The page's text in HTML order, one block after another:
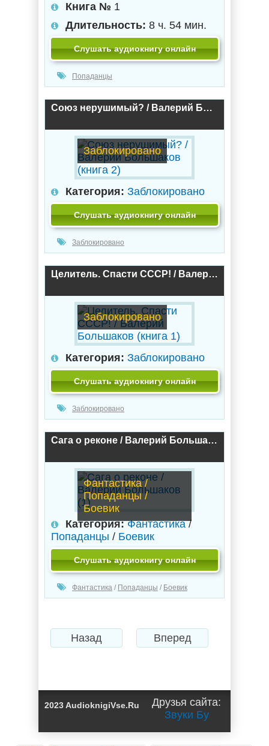
Книга № 1
Длительность: 8 ч. 54 мин.
Слушать аудиокнигу онлайн
Попаданцы
Союз нерушимый? / Валерий Большаков (книга 2)
Заблокировано
Категория: Заблокировано
Слушать аудиокнигу онлайн
Заблокировано
Целитель. Спасти СССР! / Валерий Большаков (книга 1)
Заблокировано
Категория: Заблокировано
Слушать аудиокнигу онлайн
Заблокировано
Сага о реконе / Валерий Большаков (1)
Фантастика /
Попаданцы /
Боевик
Категория: Фантастика/
Попаданцы / Боевик
Слушать аудиокнигу онлайн
Фантастика / Попаданцы / Боевик
Назад Вперед
2023 AudioknigiVse.Ru
Друзья сайта:
Звуки Бу